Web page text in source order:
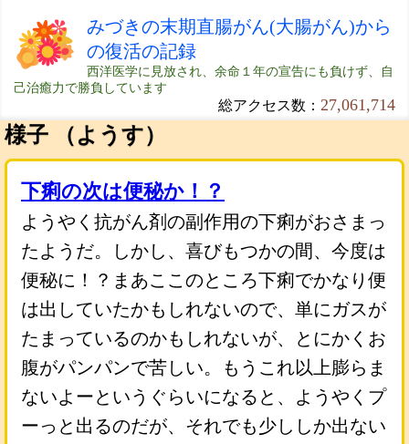
みづきの末期直腸がん(大腸がん)から
の復活の記録
西洋医学に見放され、余命１年の宣告にも負けず、自
己治癒力で勝負しています
総アクセス数： 27,061,714
様子 （ようす）
下痢の次は便秘か！？
ようやく抗がん剤の副作用の下痢がおさまっ
たようだ。しかし、喜びもつかの間、今度は
便秘に！？まあここのところ下痢でかなり便
は出していたかもしれないので、単にガスが
たまっているのかもしれないが、とにかくお
腹がパンパンで苦しい。もうこれ以上膨らま
ないよーというぐらいになると、ようやくプ
ーっと出るのだが、それでも少ししか出ない